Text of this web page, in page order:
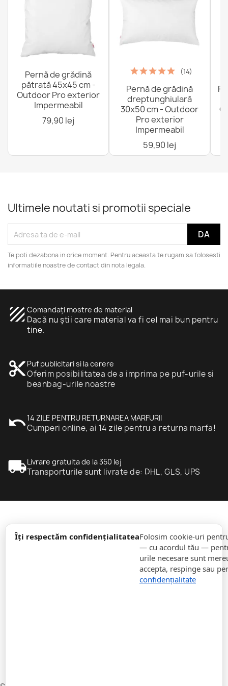
Îți respectăm confidențialitateaFolosim cookie-uri
— cu acordul tău —
urile necesare sunt
accepta, respinge sau
confidențialitate
Pernă de grădină
pătrată 45x45 cm -
Outdoor Pro exterior
Impermeabil
79,90 lej
(14)
Pernă de grădină
dreptunghiulară
30x50 cm - Outdoor
Pro exterior
Impermeabil
59,90 lej
Ultimele noutati si promotii speciale
Te poti dezabona in orice moment. Pentru aceasta te rugam sa folosesti
informatiile noastre de contact din nota legala.
texture Comandați mostre de material
Dacă nu știi care material va fi cel mai bun pentru
tine.
content_cut Puf publicitari si la cerere
Oferim posibilitatea de a imprima pe puf-urile si
beanbag-urile noastre
undo14 ZILE PENTRU RETURNAREA MARFURII
Cumperi online, ai 14 zile pentru a returna marfa!
local_shippingLivrare gratuita de la 350 lej
Transporturile sunt livrate de: DHL, GLS, UPS
informație
expand_more